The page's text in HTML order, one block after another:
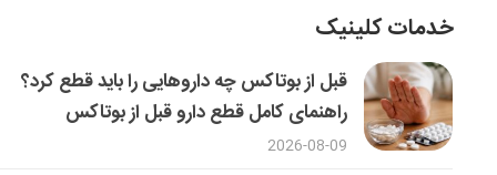
خدمات کلینیک
قبل از بوتاکس چه داروهایی را باید قطع کرد؟
راهنمای کامل قطع دارو قبل از بوتاکس
2026-08-09